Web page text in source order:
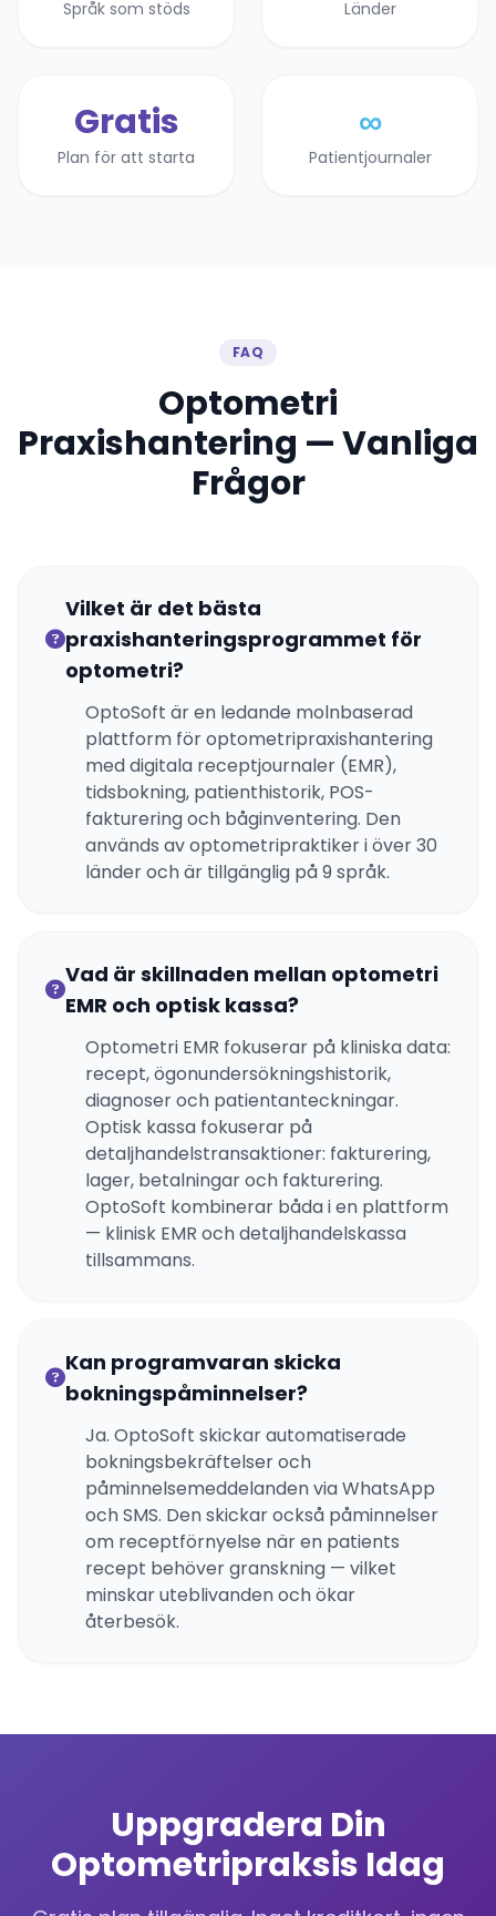
Språk som stöds Länder
Gratis
Plan för att starta
∞
Patientjournaler
FAQ
Optometri
Praxishantering — Vanliga
Frågor
Vilket är det bästa
praxishanteringsprogrammet för
optometri?
OptoSoft är en ledande molnbaserad
plattform för optometripraxishantering
med digitala receptjournaler (EMR),
tidsbokning, patienthistorik, POS-
fakturering och båginventering. Den
används av optometripraktiker i över 30
länder och är tillgänglig på 9 språk.
Vad är skillnaden mellan optometri
EMR och optisk kassa?
Optometri EMR fokuserar på kliniska data:
recept, ögonundersökningshistorik,
diagnoser och patientanteckningar.
Optisk kassa fokuserar på
detaljhandelstransaktioner: fakturering,
lager, betalningar och fakturering.
OptoSoft kombinerar båda i en plattform
— klinisk EMR och detaljhandelskassa
tillsammans.
Kan programvaran skicka
bokningspåminnelser?
Ja. OptoSoft skickar automatiserade
bokningsbekräftelser och
påminnelsemeddelanden via WhatsApp
och SMS. Den skickar också påminnelser
om receptförnyelse när en patients
recept behöver granskning — vilket
minskar uteblivanden och ökar
återbesök.
Uppgradera Din
Optometripraksis Idag